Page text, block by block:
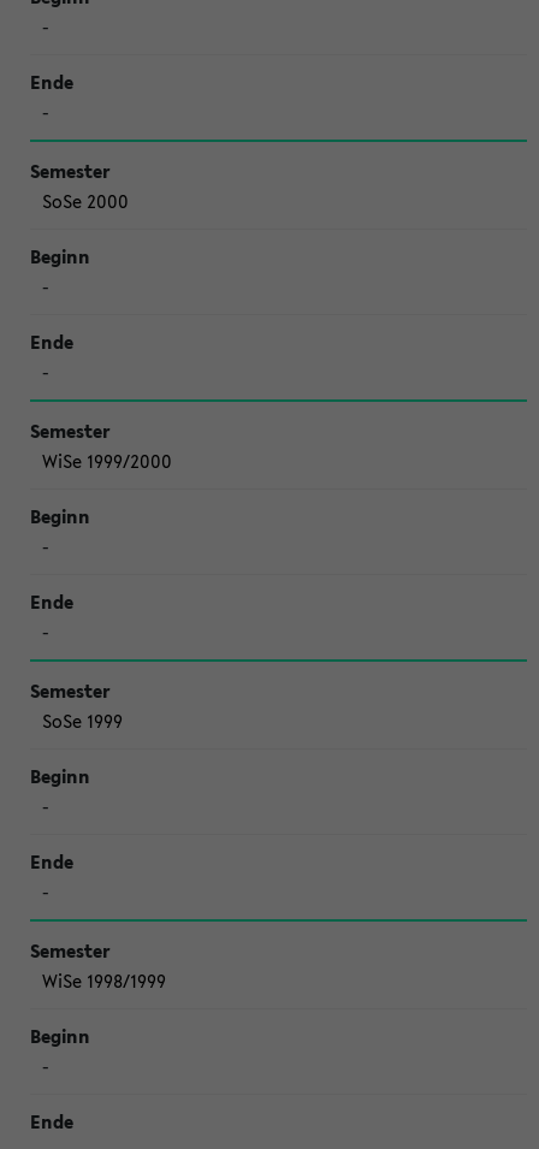
-
-
SoSe 2000
-
-
WiSe 1999/2000
-
-
SoSe 1999
-
-
WiSe 1998/1999
-